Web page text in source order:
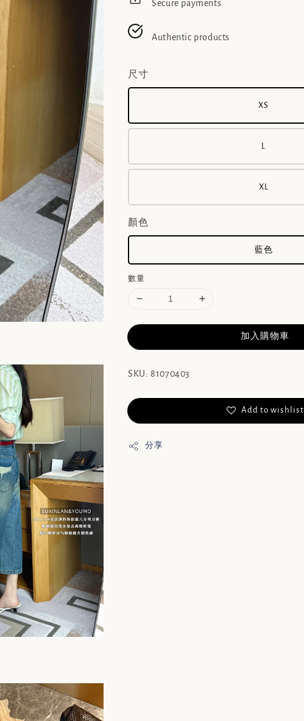
Secure payments
Authentic products
尺寸
XS
XL
顏色
藍色
數量
加入購物車
SKU: 81070403
Add to wishlist
分享